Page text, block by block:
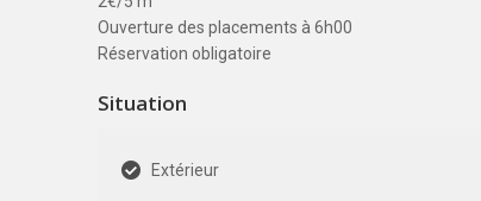
Ouverture des placements à 6h00
Réservation obligatoire
Situation
Extérieur